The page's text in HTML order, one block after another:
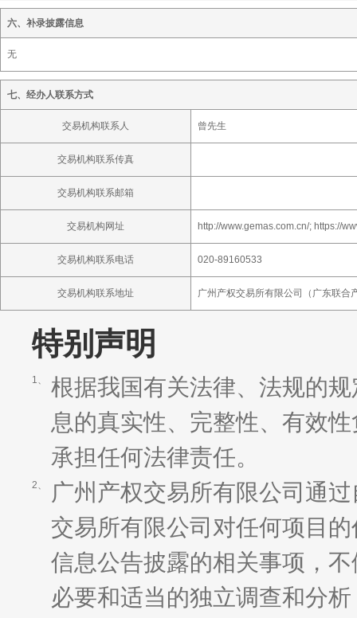
六、补录披露信息
无
七、经办人联系方式
交易机构联系人 曾先生
交易机构联系传真
交易机构联系邮箱
交易机构网址 http://www.gemas.com.cn/; https://
交易机构联系电话 020-89160533
交易机构联系地址 广州产权交易所有限公司（广东联合
特别声明
1、
根据我国有关法律、法规的
息的真实性、完整性、有效
承担任何法律责任。
2、
广州产权交易所有限公司通
交易所有限公司对任何项目
信息公告披露的相关事项，
必要和适当的独立调查和分